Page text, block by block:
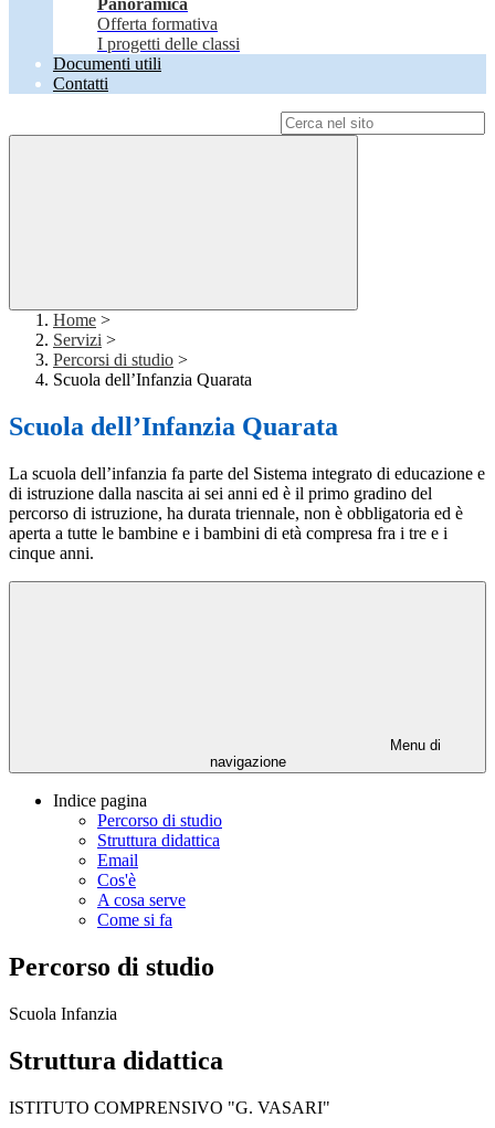
Panoramica
Offerta formativa
I progetti delle classi
Documenti utili
Contatti
Home >
Servizi >
Percorsi di studio >
Scuola dell’Infanzia Quarata
Scuola dell’Infanzia Quarata
La scuola dell’infanzia fa parte del Sistema integrato di educazione e
di istruzione dalla nascita ai sei anni ed è il primo gradino del
percorso di istruzione, ha durata triennale, non è obbligatoria ed è
aperta a tutte le bambine e i bambini di età compresa fra i tre e i
cinque anni.
Menu di
navigazione
Indice pagina
Percorso di studio
Struttura didattica
Email
Cos'è
A cosa serve
Come si fa
Percorso di studio
Scuola Infanzia
Struttura didattica
ISTITUTO COMPRENSIVO "G. VASARI"